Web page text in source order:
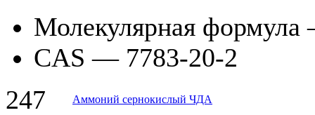
Молекулярная
CAS — 7783-20-2
247
Аммоний сернокислый ЧДА